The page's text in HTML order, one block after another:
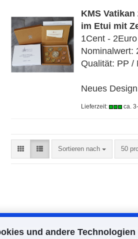
und andere Technologien
KMS Vatikan
im Etui mit
1Cent -
Nominalwert:
Qualität: PP /
Neues
Lieferzeit: ca.
Sortieren nach 50